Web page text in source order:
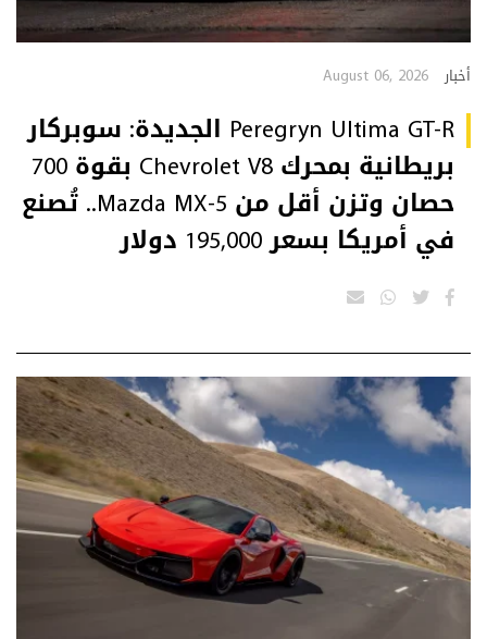
أخبار August 06, 2026
Peregryn Ultima GT-R الجديدة: سوبركار
بريطانية بمحرك Chevrolet V8 بقوة 700
حصان وتزن أقل من Mazda MX-5.. تُصنع
في أمريكا بسعر 195,000 دولار